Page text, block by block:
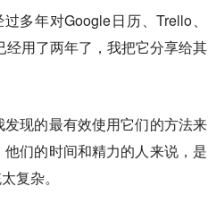
多年对Google日历、Trello、
用了两年了，我把它分享给其
现的最有效使用它们的方法来
们的时间和精力的人来说，是
复杂。